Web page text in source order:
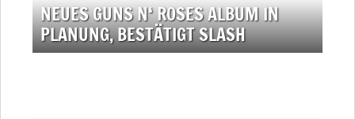
NEUES GUNS N‘ ROSES ALBUM IN
PLANUNG, BESTÄTIGT SLASH